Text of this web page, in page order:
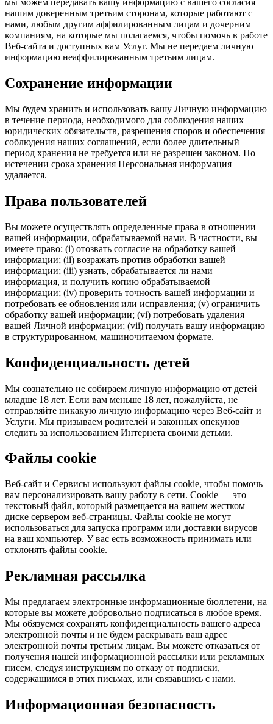
мы можем передавать вашу информацию с вашего согласия
нашим доверенным третьим сторонам, которые работают с
нами, любым другим аффилированным лицам и дочерним
компаниям, на которые мы полагаемся, чтобы помочь в работе
Веб-сайта и доступных вам Услуг. Мы не передаем личную
информацию неаффилированным третьим лицам.
Сохранение информации
Мы будем хранить и использовать вашу Личную информацию
в течение периода, необходимого для соблюдения наших
юридических обязательств, разрешения споров и обеспечения
соблюдения наших соглашений, если более длительный
период хранения не требуется или не разрешен законом. По
истечении срока хранения Персональная информация
удаляется.
Права пользователей
Вы можете осуществлять определенные права в отношении
вашей информации, обрабатываемой нами. В частности, вы
имеете право: (i) отозвать согласие на обработку вашей
информации; (ii) возражать против обработки вашей
информации; (iii) узнать, обрабатывается ли нами
информация, и получить копию обрабатываемой
информации; (iv) проверить точность вашей информации и
потребовать ее обновления или исправления; (v) ограничить
обработку вашей информации; (vi) потребовать удаления
вашей Личной информации; (vii) получать вашу информацию
в структурированном, машиночитаемом формате.
Конфиденциальность детей
Мы сознательно не собираем личную информацию от детей
младше 18 лет. Если вам меньше 18 лет, пожалуйста, не
отправляйте никакую личную информацию через Веб-сайт и
Услуги. Мы призываем родителей и законных опекунов
следить за использованием Интернета своими детьми.
Файлы cookie
Веб-сайт и Сервисы используют файлы cookie, чтобы помочь
вам персонализировать вашу работу в сети. Cookie — это
текстовый файл, который размещается на вашем жестком
диске сервером веб-страницы. Файлы cookie не могут
использоваться для запуска программ или доставки вирусов
на ваш компьютер. У вас есть возможность принимать или
отклонять файлы cookie.
Рекламная рассылка
Мы предлагаем электронные информационные бюллетени, на
которые вы можете добровольно подписаться в любое время.
Мы обязуемся сохранять конфиденциальность вашего адреса
электронной почты и не будем раскрывать ваш адрес
электронной почты третьим лицам. Вы можете отказаться от
получения нашей информационной рассылки или рекламных
писем, следуя инструкциям по отказу от подписки,
содержащимся в этих письмах, или связавшись с нами.
Информационная безопасность